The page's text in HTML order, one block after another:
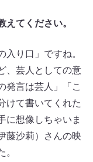
てください。
り口」ですね。
、芸人としての意
発言は芸人」「こ
けて書いてくれた
に想像しちゃいま
藤沙莉）さんの映
。